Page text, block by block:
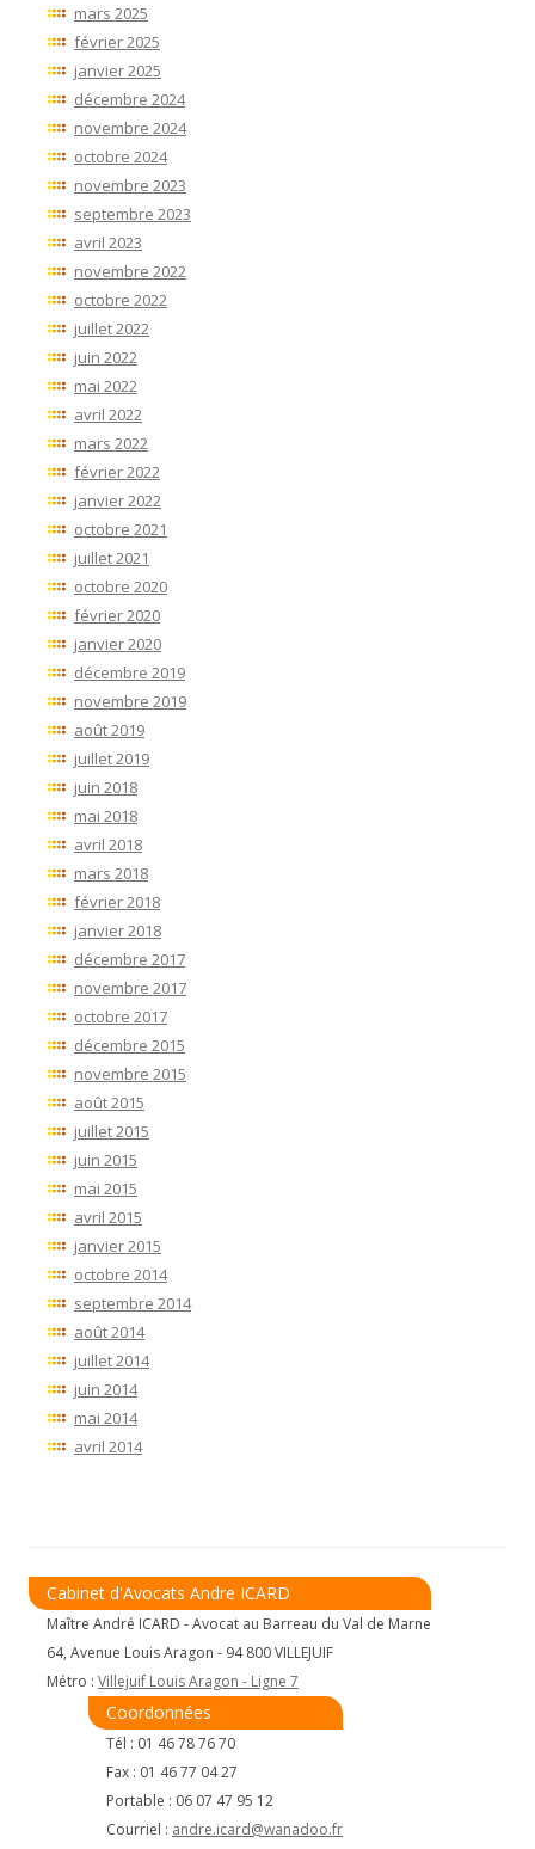
mars 2025
février 2025
janvier 2025
décembre 2024
novembre 2024
octobre 2024
novembre 2023
septembre 2023
avril 2023
novembre 2022
octobre 2022
juillet 2022
juin 2022
mai 2022
avril 2022
mars 2022
février 2022
janvier 2022
octobre 2021
juillet 2021
octobre 2020
février 2020
janvier 2020
décembre 2019
novembre 2019
août 2019
juillet 2019
juin 2018
mai 2018
avril 2018
mars 2018
février 2018
janvier 2018
décembre 2017
novembre 2017
octobre 2017
décembre 2015
novembre 2015
août 2015
juillet 2015
juin 2015
mai 2015
avril 2015
janvier 2015
octobre 2014
septembre 2014
août 2014
juillet 2014
juin 2014
mai 2014
avril 2014
Cabinet d'Avocats Andre ICARD
Maître André ICARD - Avocat au Barreau du Val de Marne
64, Avenue Louis Aragon - 94 800 VILLEJUIF
Métro : Villejuif Louis Aragon - Ligne 7
Coordonnées
Tél : 01 46 78 76 70
Fax : 01 46 77 04 27
Portable : 06 07 47 95 12
Courriel : andre.icard@wanadoo.fr